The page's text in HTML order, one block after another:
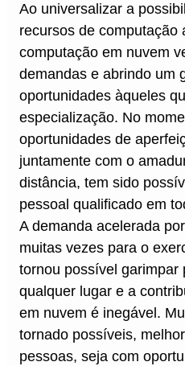
Ao universalizar a
recursos de computação
computação em nuvem
demandas e abrindo um
oportunidades àqueles
especialização. No
oportunidades de
juntamente com o
distância, tem sido
pessoal qualificado em
A demanda acelerada
muitas vezes para o
tornou possível garimpar
qualquer lugar e a
em nuvem é inegável.
tornado possíveis,
pessoas, seja com